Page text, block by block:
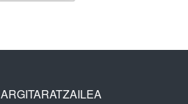
ARGITARATZAILEA